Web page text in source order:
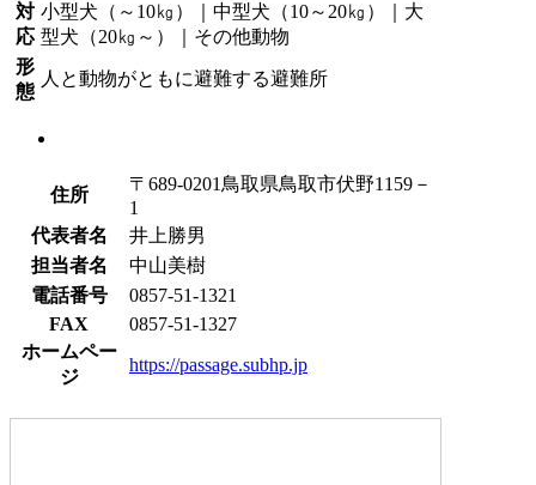
対
応
小型犬（～10㎏）｜中型犬（10～20㎏）｜大
型犬（20㎏～）｜その他動物
形
態
人と動物がともに避難する避難所
住所
〒689-0201鳥取県鳥取市伏野1159－
1
代表者名
井上勝男
担当者名
中山美樹
電話番号
0857-51-1321
FAX
0857-51-1327
ホームペー
ジ
https://passage.subhp.jp